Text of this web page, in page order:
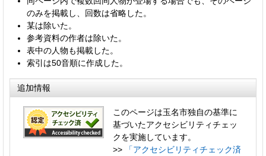
のみを掲載し、回数は省略した。
某は除いた。
参考資料の作者は除いた。
表中の人物も掲載した。
索引は50音順に作成した。
追加情報
このページは玉名市独自の基準に
基づいたアクセシビリティチェッ
クを実施しています。
>>
「アクセシビリティチェック済